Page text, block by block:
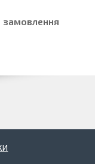
замовлення